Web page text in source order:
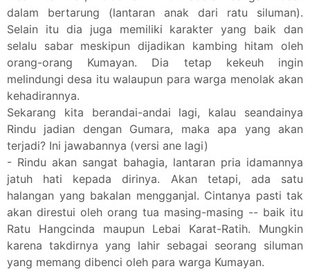
dalam bertarung (lantaran anak dari ratu siluman).
Selain itu dia juga memiliki karakter yang baik dan
selalu sabar meskipun dijadikan kambing hitam oleh
orang-orang Kumayan. Dia tetap kekeuh ingin
melindungi desa itu walaupun para warga menolak akan
kehadirannya.
Sekarang kita berandai-andai lagi, kalau seandainya
Rindu jadian dengan Gumara, maka apa yang akan
terjadi? Ini jawabannya (versi ane lagi)
- Rindu akan sangat bahagia, lantaran pria idamannya
jatuh hati kepada dirinya. Akan tetapi, ada satu
halangan yang bakalan mengganjal. Cintanya pasti tak
akan direstui oleh orang tua masing-masing -- baik itu
Ratu Hangcinda maupun Lebai Karat-Ratih. Mungkin
karena takdirnya yang lahir sebagai seorang siluman
yang memang dibenci oleh para warga Kumayan.